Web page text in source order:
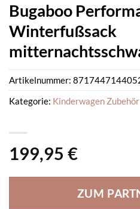
Bugaboo
Winterfußsack
199,95 €
ZUM
Artikelnummer:
Kategorie: Kinderwagen Zubehör